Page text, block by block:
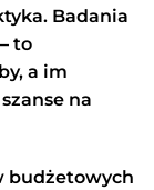
Badania
to
a im
na
budżetowych